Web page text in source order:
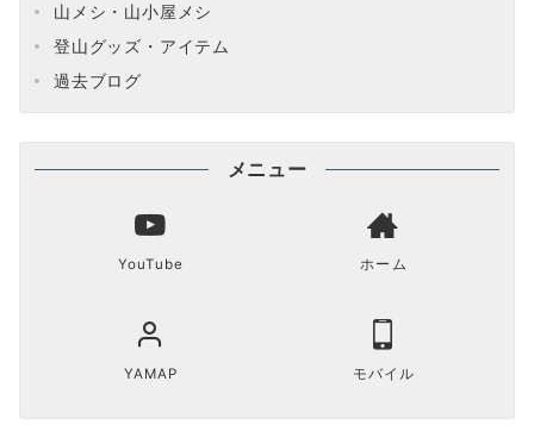
山メシ・山小屋メシ
登山グッズ・アイテム
過去ブログ
メニュー
YouTube ホーム
YAMAP モバイル